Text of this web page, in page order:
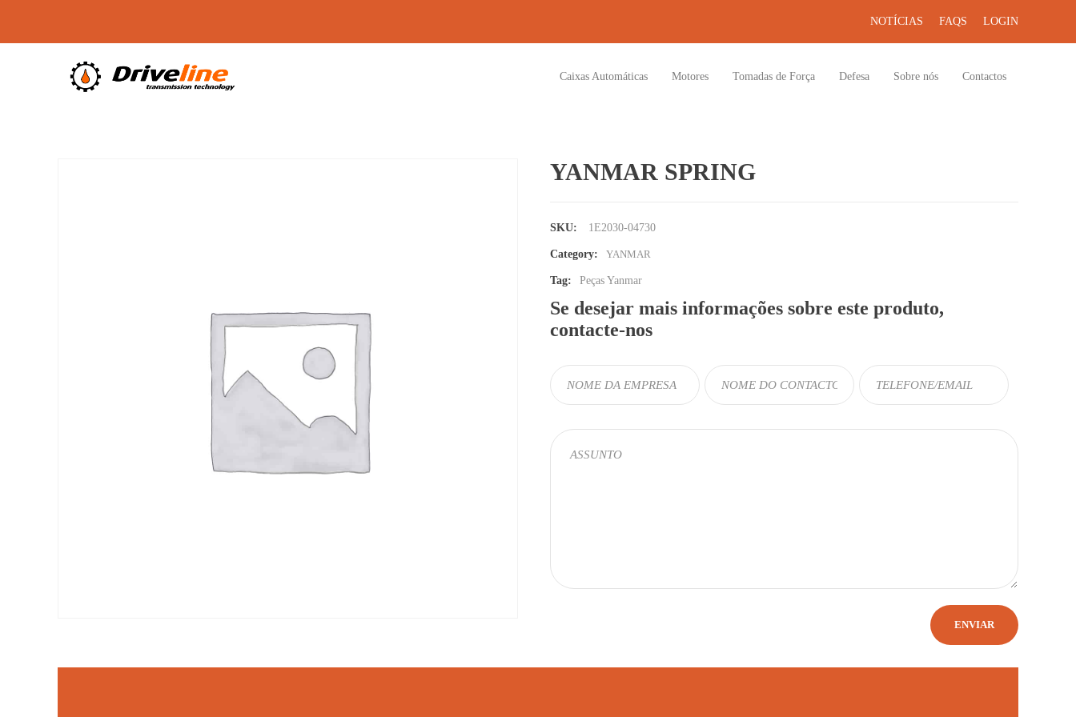
NOTÍCIAS FAQS LOGIN
Caixas Automáticas Motores Tomadas de Força Defesa Sobre nós Contactos
YANMAR SPRING
SKU: 1E2030-04730
Category: YANMAR
Tag: Peças Yanmar
Se desejar mais informações sobre este produto,
contacte-nos